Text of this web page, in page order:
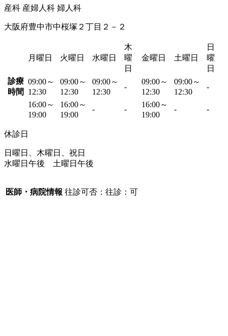
産科 産婦人科 婦人科
大阪府豊中市中桜塚２丁目２－２
月曜日 火曜日 水曜日
木
曜
日
金曜日 土曜日
日
曜
日
診療
時間
09:00～
12:30
09:00～
12:30
09:00～
12:30
-
09:00～
12:30
09:00～
12:30
-
16:00～
19:00
16:00～
19:00
- -
16:00～
19:00
- -
休診日
日曜日、木曜日、祝日
水曜日午後 土曜日午後
医師・病院情報 往診可否：往診：可